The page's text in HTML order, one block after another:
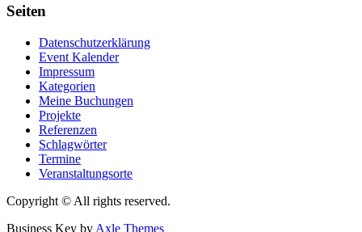
Seiten
Datenschutzerklärung
Event Kalender
Impressum
Kategorien
Meine Buchungen
Projekte
Referenzen
Schlagwörter
Termine
Veranstaltungsorte
Copyright © All rights reserved.
Business Key by Axle Themes